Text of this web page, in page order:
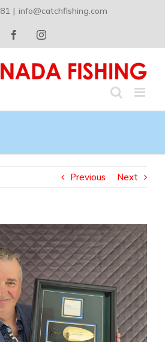
| info@catchfishing.com
FacebookInstagram
Previous Next